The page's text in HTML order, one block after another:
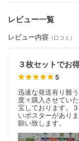
レビュー一覧
レビュー内容 （口コミ）
３枚セットでお
5
迅速な発送有り難
度々購入させてい
宝しております。
いポスターがあり
願い致します。